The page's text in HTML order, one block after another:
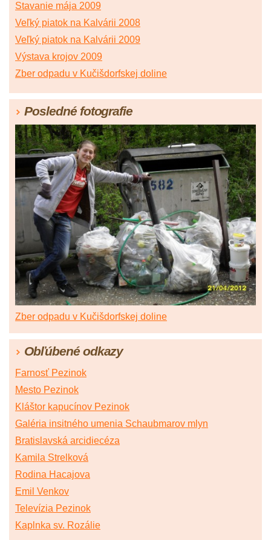
Stavanie mája 2009
Veľký piatok na Kalvárii 2008
Veľký piatok na Kalvárii 2009
Výstava krojov 2009
Zber odpadu v Kučišdorfskej doline
Posledné fotografie
Zber odpadu v Kučišdorfskej doline
Obľúbené odkazy
Farnosť Pezinok
Mesto Pezinok
Kláštor kapucínov Pezinok
Galéria insitného umenia Schaubmarov mlyn
Bratislavská arcidiecéza
Kamila Strelková
Rodina Hacajova
Emil Venkov
Televízia Pezinok
Kaplnka sv. Rozálie